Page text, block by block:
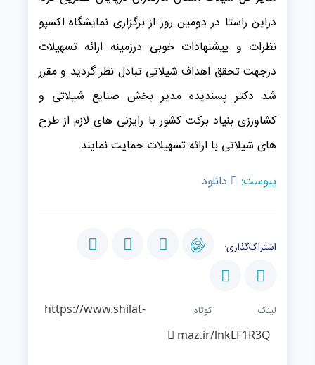
دراین راستا در دومین روز از برگزاری نمایشگاه اکسپو
نظرات و پیشنهادات خوبی درزمینه ارائه تسهیلات
درجهت تحقق اهداف شیلاتی تبادل نظر گردید و مقرر
شد دکتر پسندیده مدیر بخش صنایع شیلاتی و
کشاورزی بنیاد برکت کشور با رایزنی های لازم از طرح
های شیلاتی با ارائه تسهیلات حمایت نمایند
پیوست:
دانلود
اشتراک‌گذاری:
لینک کوتاه:https://www.shilat-
maz.ir/lnkLF1R3Q